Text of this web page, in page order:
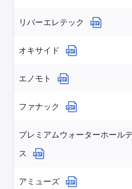
リバーエレテック
オキサイド
エノモト
ファナック
プレミアムウォーターホール
ス
アミューズ